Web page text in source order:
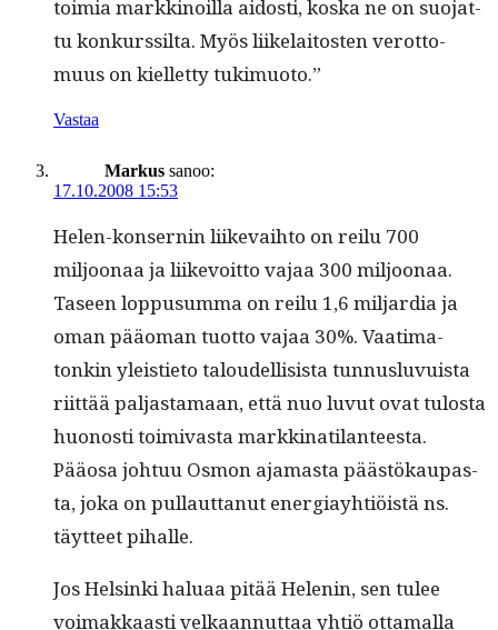
toimia markki­noil­la aidosti, kos­ka ne on suo­jat­
tu konkurssil­ta. Myös liike­laitosten verot­to­
muus on kiel­let­ty tukimuoto.”
Vastaa
Markus sanoo:
17.10.2008 15:53
Helen-kon­sernin liike­vai­h­to on reilu 700
miljoon­aa ja liikevoit­to vajaa 300 miljoon­aa.
Taseen lop­pusum­ma on reilu 1,6 mil­jar­dia ja
oman pääo­man tuot­to vajaa 30%. Vaa­ti­ma­
tonkin yleisti­eto taloudel­li­sista tun­nus­lu­vuista
riit­tää pal­jas­ta­maan, että nuo luvut ovat tulosta
huonos­ti toimi­vas­ta markki­nati­lanteesta.
Pääosa johtuu Osmon aja­mas­ta päästökau­pas­
ta, joka on pul­laut­tanut ener­giay­htiöistä ns.
täyt­teet pihalle.
Jos Helsin­ki halu­aa pitää Helenin, sen tulee
voimakkaasti velka­an­nut­taa yhtiö otta­mal­la